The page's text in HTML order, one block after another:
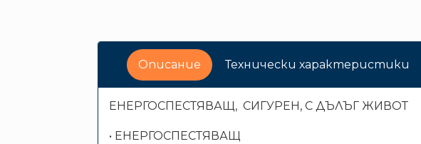
Описание Технически характеристики
ЕНЕРГОСПЕСТЯВАЩ, СИГУРЕН, С ДЪЛЪГ ЖИВОТ
• ЕНЕРГОСПЕСТЯВАЩ